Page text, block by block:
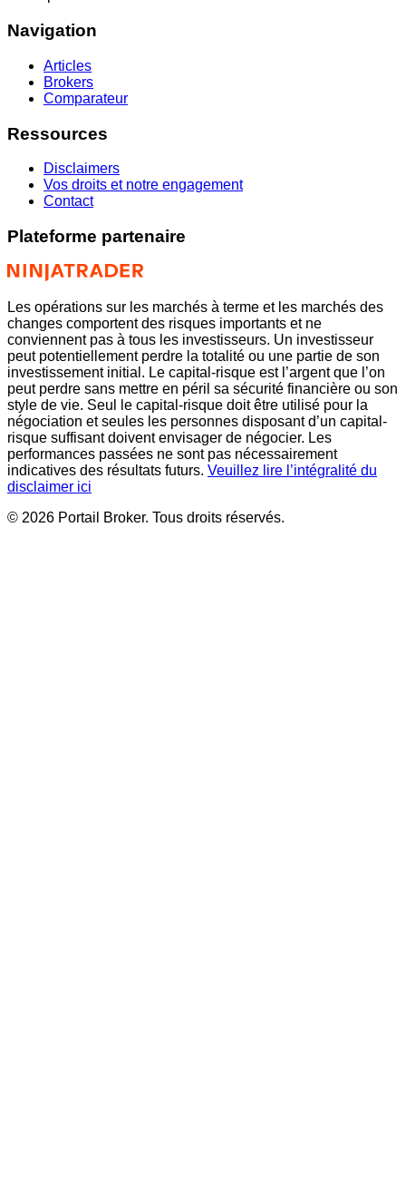
Navigation
Articles
Brokers
Comparateur
Ressources
Disclaimers
Vos droits et notre engagement
Contact
Plateforme partenaire
Les opérations sur les marchés à terme et les marchés des
changes comportent des risques importants et ne
conviennent pas à tous les investisseurs. Un investisseur
peut potentiellement perdre la totalité ou une partie de son
investissement initial. Le capital-risque est l’argent que l’on
peut perdre sans mettre en péril sa sécurité financière ou son
style de vie. Seul le capital-risque doit être utilisé pour la
négociation et seules les personnes disposant d’un capital-
risque suffisant doivent envisager de négocier. Les
performances passées ne sont pas nécessairement
indicatives des résultats futurs. Veuillez lire l’intégralité du
disclaimer ici
© 2026 Portail Broker. Tous droits réservés.